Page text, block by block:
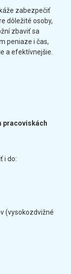
zabezpečiť
dôležité osoby,
zbaviť sa
peniaze i čas,
a efektívnejšie.
pracoviskách
i do:
(vysokozdvižné